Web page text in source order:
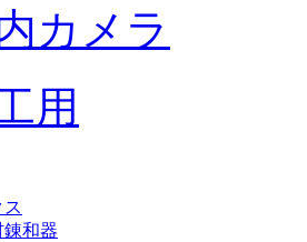
カメラ
用
ス
錬和器